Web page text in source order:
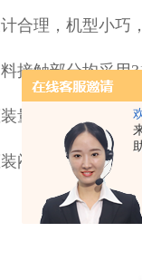
理，机型小巧，
触部分均采用
和灌装速度均可
头采用防滴漏、